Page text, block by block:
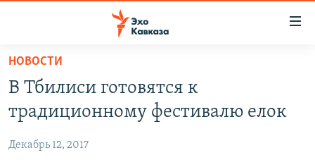
Вернуться
основному
содержанию
Вернутся
НОВОСТИ
СУХУМИ
ЦХИНВАЛИ
НОВОСТИ
В Тбилиси готовятся к
традиционному фестивалю елок
Декабрь 12, 2017